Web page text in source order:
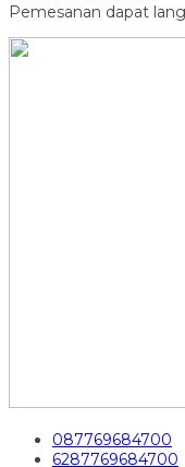
Pemesanan dapat
087769684700
6287769684700